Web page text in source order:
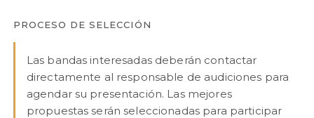
PROCESO DE SELECCIÓN
Las bandas interesadas deberán contactar
directamente al responsable de audiciones para
agendar su presentación. Las mejores
propuestas serán seleccionadas para participar